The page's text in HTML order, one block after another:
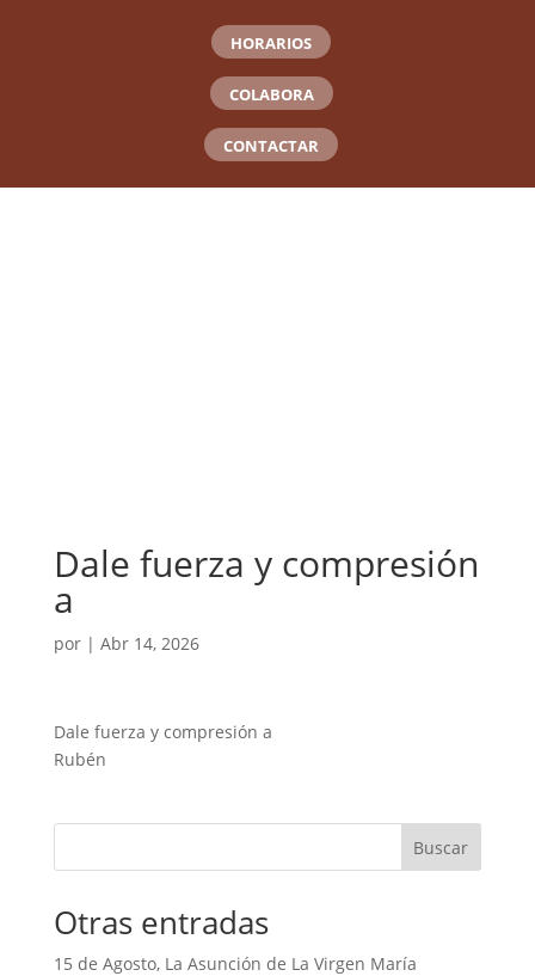
HORARIOS
COLABORA
CONTACTAR
Dale fuerza y compresión
a
por | Abr 14, 2026
Dale fuerza y compresión a
Rubén
Buscar
Otras entradas
15 de Agosto, La Asunción de La Virgen María